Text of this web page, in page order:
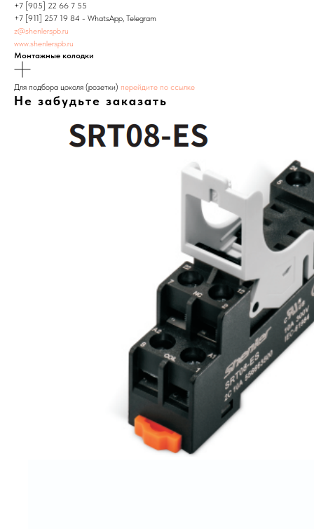
+7 [905] 22 66 7 55
+7 [911] 257 19 84 - WhatsApp, Telegram
z@shenlerspb.ru
www.shenlerspb.ru
Монтажные колодки
Для подбора цоколя (розетки) перейдите по ссылке
Не забудьте заказать